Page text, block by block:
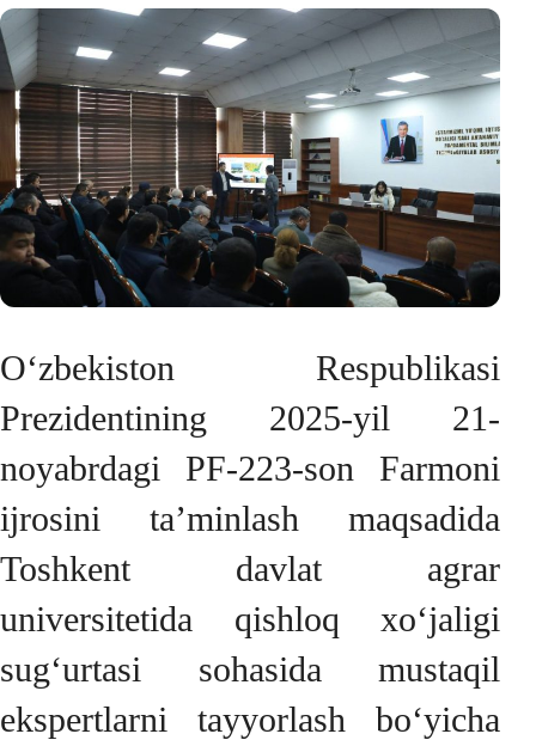
O‘zbekiston Respublikasi
Prezidentining 2025-yil 21-
noyabrdagi PF-223-son Farmoni
ijrosini ta’minlash maqsadida
Toshkent davlat agrar
universitetida qishloq xo‘jaligi
sug‘urtasi sohasida mustaqil
ekspertlarni tayyorlash bo‘yicha